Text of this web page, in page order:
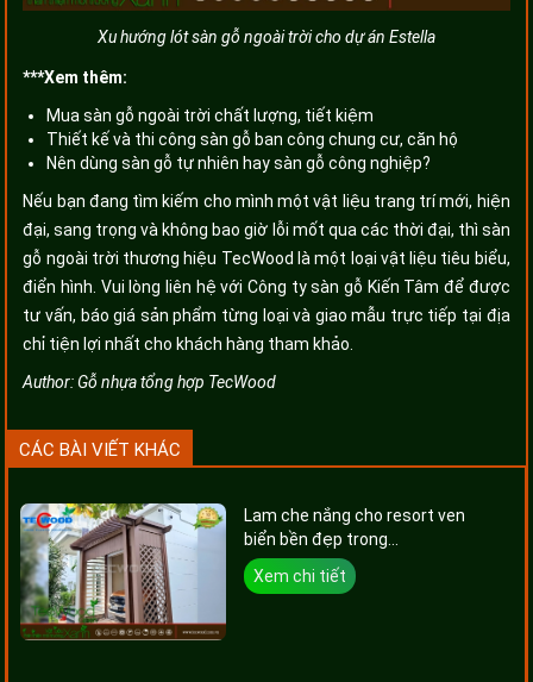
Xu hướng lót sàn gỗ ngoài trời cho dự án Estella
***Xem thêm:
Mua sàn gỗ ngoài trời chất lượng, tiết kiệm
Thiết kế và thi công sàn gỗ ban công chung cư, căn hộ
Nên dùng sàn gỗ tự nhiên hay sàn gỗ công nghiệp?
Nếu bạn đang tìm kiếm cho mình một vật liệu trang trí mới, hiện
đại, sang trọng và không bao giờ lỗi mốt qua các thời đại, thì sàn
gỗ ngoài trời thương hiệu TecWood là một loại vật liệu tiêu biểu,
điển hình. Vui lòng liên hệ với Công ty sàn gỗ Kiến Tâm để được
tư vấn, báo giá sản phẩm từng loại và giao mẫu trực tiếp tại địa
chỉ tiện lợi nhất cho khách hàng tham khảo.
Author:Gỗ nhựa tổng hợp TecWood
CÁC BÀI VIẾT KHÁC
Lam che nắng cho resort ven
biển bền đẹp trong...
Xem chi tiết